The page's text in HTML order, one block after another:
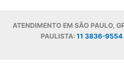
ATENDIMENTO EM SÃO PAULO,
PAULISTA: 11 3836-9554